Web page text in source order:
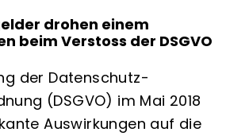
drohen einem
beim Verstoss der DSGVO
der Datenschutz-
(DSGVO) im Mai 2018
Auswirkungen auf die